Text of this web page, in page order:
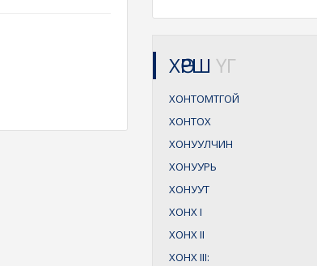
ХӨРШ ҮГ
ХОНТОМТГОЙ
ХОНТОХ
ХОНУУЛЧИН
ХОНУУРЬ
ХОНУУТ
ХОНХI
ХОНХII
ХОНХIII: